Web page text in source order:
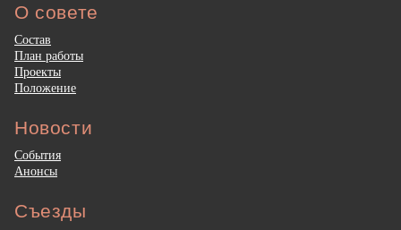
О совете
Состав
План работы
Проекты
Положение
Новости
События
Анонсы
Съезды